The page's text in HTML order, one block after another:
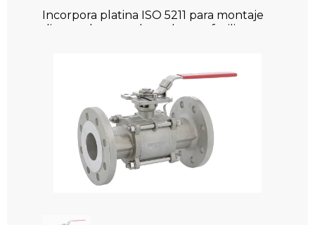
Incorpora platina ISO 5211 para montaje
directo de actuadores, lo que facilita su
Características principales
Temperatura de trabajo: de -30 °C a
Presión máxima: hasta 40 bar
Material: acero inoxidable EN 1.4408
con bola en AISI 316
Tamaños disponibles: de DN15 a
DN100
Especificaciones: platina ISO 5211,